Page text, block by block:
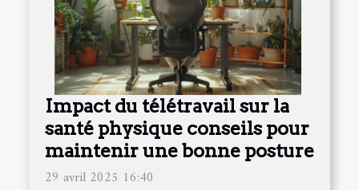
Impact du télétravail sur la
santé physique conseils pour
maintenir une bonne posture
29 avril 2025 16:40